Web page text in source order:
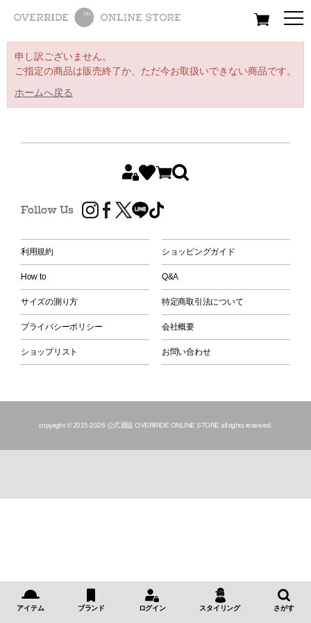
All Women Men
申し訳ございません。
ご指定の商品は販売終了か、ただ今お取扱いできない商品です。
ホームへ戻る
Follow Us
利用規約 ショッピングガイド
How to Q&A
サイズの測り方 特定商取引法について
プライバシーポリシー 会社概要
ショップリスト お問い合わせ
copyright © 2015-2026 公式通販 OVERRIDE ONLINE STORE all rights reserved.
アイテム ブランド ログイン スタイリング さがす